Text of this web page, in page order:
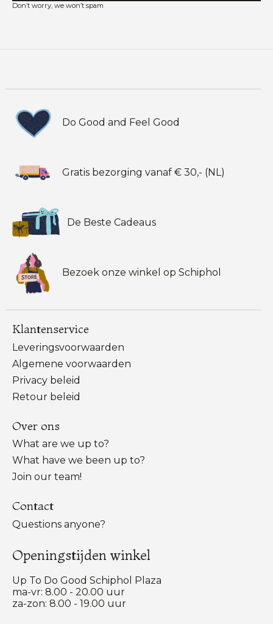
Don’t worry, we won’t spam
Do Good and Feel Good
Gratis bezorging vanaf € 30,- (NL)
De Beste Cadeaus
Bezoek onze winkel op Schiphol
Klantenservice
Leveringsvoorwaarden
Algemene voorwaarden
Privacy beleid
Retour beleid
Over ons
What are we up to?
What have we been up to?
Join our team!
Contact
Questions anyone?
Openingstijden winkel
Up To Do Good Schiphol Plaza
ma-vr: 8.00 - 20.00 uur
za-zon: 8.00 - 19.00 uur